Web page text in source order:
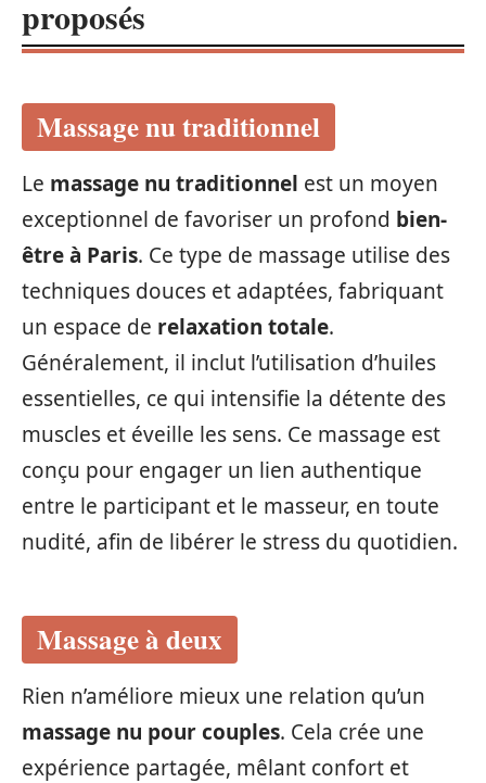
proposés
Massage nu traditionnel
Le massage nu traditionnel est un moyen
exceptionnel de favoriser un profond bien-
être à Paris. Ce type de massage utilise des
techniques douces et adaptées, fabriquant
un espace de relaxation totale.
Généralement, il inclut l’utilisation d’huiles
essentielles, ce qui intensifie la détente des
muscles et éveille les sens. Ce massage est
conçu pour engager un lien authentique
entre le participant et le masseur, en toute
nudité, afin de libérer le stress du quotidien.
Massage à deux
Rien n’améliore mieux une relation qu’un
massage nu pour couples. Cela crée une
expérience partagée, mêlant confort et